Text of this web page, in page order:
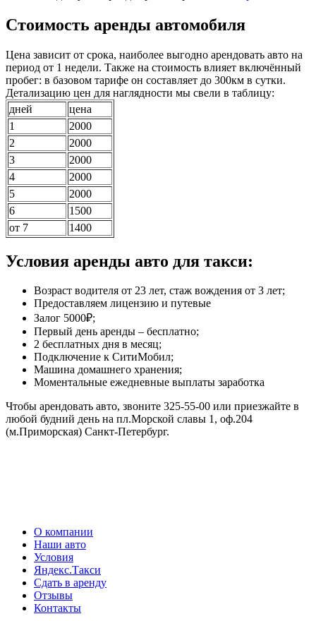
Стоимость аренды автомобиля
Цена зависит от срока, наиболее выгодно арендовать авто на
период от 1 недели. Также на стоимость влияет включённый
пробег: в базовом тарифе он составляет до 300км в сутки.
Детализацию цен для наглядности мы свели в таблицу:
дней
цена
1
2000
2
2000
3
2000
4
2000
5
2000
6
1500
от 7
1400
Условия аренды авто для такси:
Возраст водителя от 23 лет, стаж вождения от 3 лет;
Предоставляем лицензию и путевые
Залог 5000₽;
Первый день аренды – бесплатно;
2 бесплатных дня в месяц;
Подключение к СитиМобил;
Машина домашнего хранения;
Моментальные ежедневные выплаты заработка
Чтобы арендовать авто, звоните 325-55-00 или приезжайте в
любой будний день на пл.Морской славы 1, оф.204
(м.Приморская) Санкт-Петербург.
О компании
Наши авто
Условия
Яндекс.Такси
Сдать в аренду
Отзывы
Контакты